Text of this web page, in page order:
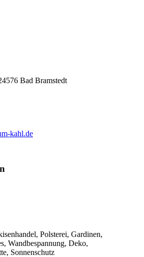
Bad Bramstedt
kahl.de
Polsterei, Gardinen,
Wandbespannung, Deko,
Sonnenschutz